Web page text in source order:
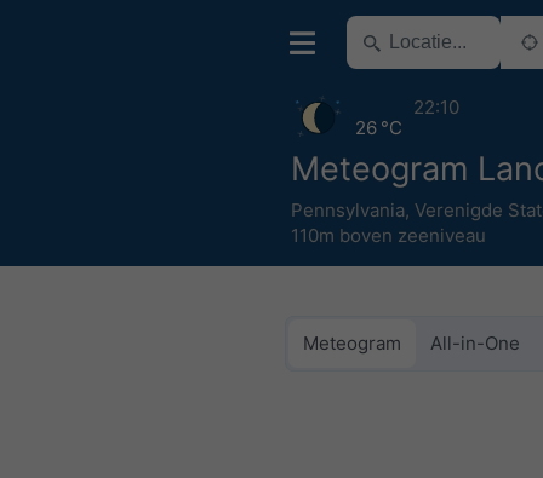
Meteogram
Pennsylvania, Verenigde
110m boven zeeniveau
26 °C
22:10
Meteogram All-in-One